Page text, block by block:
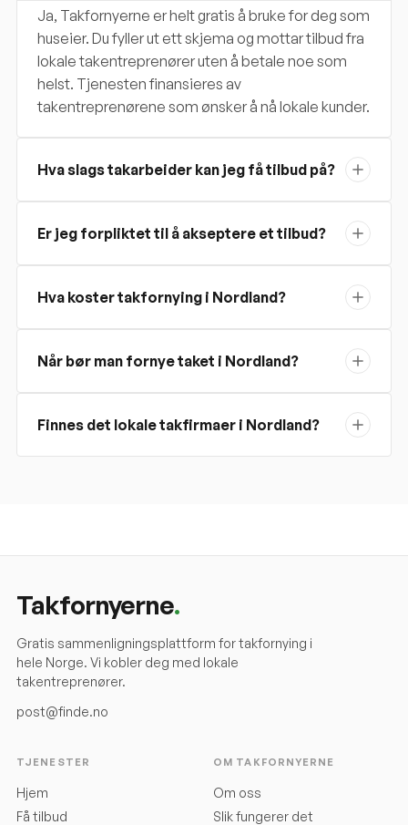
Ja, Takfornyerne er helt gratis å bruke for deg som
huseier. Du fyller ut ett skjema og mottar tilbud fra
lokale takentreprenører uten å betale noe som
helst. Tjenesten finansieres av
takentreprenørene som ønsker å nå lokale kunder.
Hva slags takarbeider kan jeg få tilbud på?
Er jeg forpliktet til å akseptere et tilbud?
Hva koster takfornying i Nordland?
Når bør man fornye taket i Nordland?
Finnes det lokale takfirmaer i Nordland?
Takfornyerne.
Gratis sammenligningsplattform for takfornying i
hele Norge. Vi kobler deg med lokale
takentreprenører.
post@finde.no
TJENESTER
Hjem
Få tilbud
OM TAKFORNYERNE
Om oss
Slik fungerer det